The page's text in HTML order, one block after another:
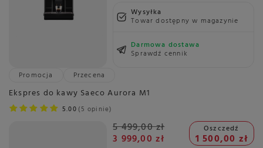
Wysyłka
Towar dostępny w magazynie
Darmowa dostawa
Sprawdź cennik
Promocja
Przecena
Ekspres do kawy Saeco Aurora M1
5.00 5 opinie
5 499,00 zł
3 999,00 zł
Oszczedź
1 500,00 zł